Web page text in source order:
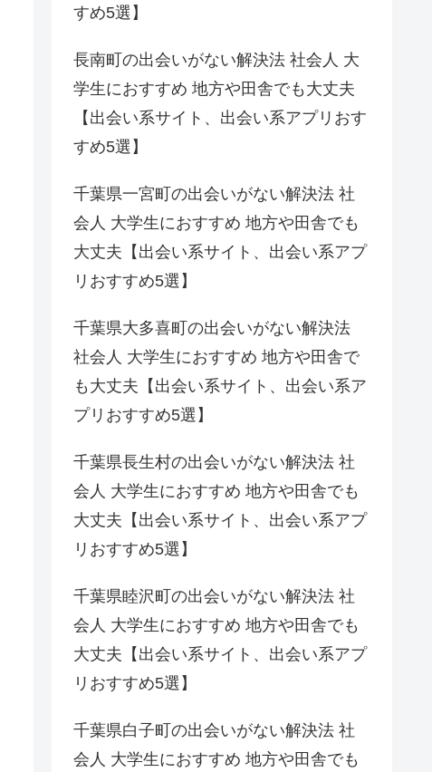
すめ5選】
長南町の出会いがない解決法 社会人 大
学生におすすめ 地方や田舎でも大丈夫
【出会い系サイト、出会い系アプリおす
すめ5選】
千葉県一宮町の出会いがない解決法 社
会人 大学生におすすめ 地方や田舎でも
大丈夫【出会い系サイト、出会い系アプ
リおすすめ5選】
千葉県大多喜町の出会いがない解決法
社会人 大学生におすすめ 地方や田舎で
も大丈夫【出会い系サイト、出会い系ア
プリおすすめ5選】
千葉県長生村の出会いがない解決法 社
会人 大学生におすすめ 地方や田舎でも
大丈夫【出会い系サイト、出会い系アプ
リおすすめ5選】
千葉県睦沢町の出会いがない解決法 社
会人 大学生におすすめ 地方や田舎でも
大丈夫【出会い系サイト、出会い系アプ
リおすすめ5選】
千葉県白子町の出会いがない解決法 社
会人 大学生におすすめ 地方や田舎でも